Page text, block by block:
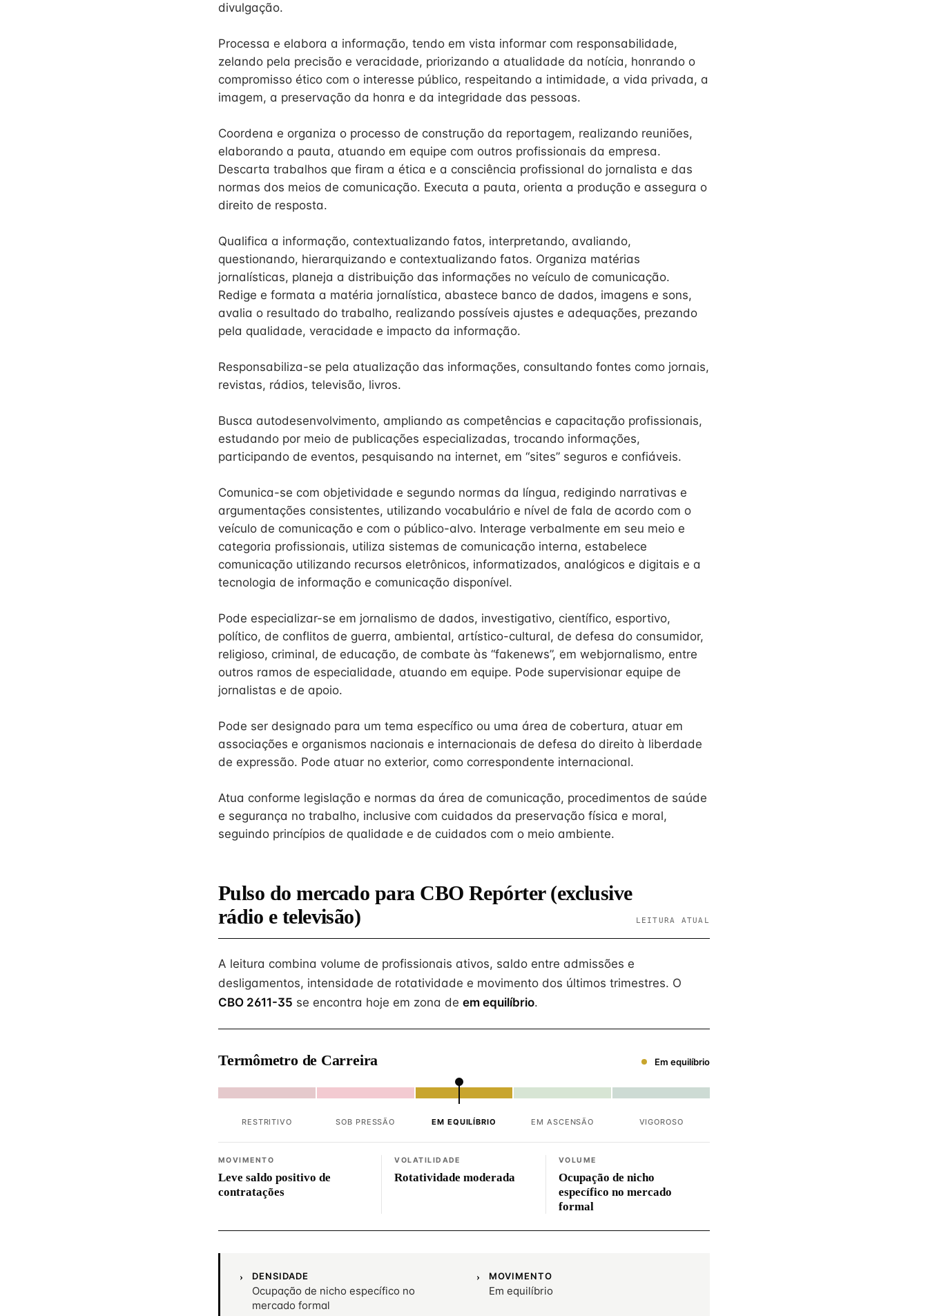
divulgação.
Processa e elabora a informação, tendo em vista informar com responsabilidade,
zelando pela precisão e veracidade, priorizando a atualidade da notícia, honrando o
compromisso ético com o interesse público, respeitando a intimidade, a vida privada, a
imagem, a preservação da honra e da integridade das pessoas.
Coordena e organiza o processo de construção da reportagem, realizando reuniões,
elaborando a pauta, atuando em equipe com outros profissionais da empresa.
Descarta trabalhos que firam a ética e a consciência profissional do jornalista e das
normas dos meios de comunicação. Executa a pauta, orienta a produção e assegura o
direito de resposta.
Qualifica a informação, contextualizando fatos, interpretando, avaliando,
questionando, hierarquizando e contextualizando fatos. Organiza matérias
jornalísticas, planeja a distribuição das informações no veículo de comunicação.
Redige e formata a matéria jornalística, abastece banco de dados, imagens e sons,
avalia o resultado do trabalho, realizando possíveis ajustes e adequações, prezando
pela qualidade, veracidade e impacto da informação.
Responsabiliza-se pela atualização das informações, consultando fontes como jornais,
revistas, rádios, televisão, livros.
Busca autodesenvolvimento, ampliando as competências e capacitação profissionais,
estudando por meio de publicações especializadas, trocando informações,
participando de eventos, pesquisando na internet, em “sites” seguros e confiáveis.
Comunica-se com objetividade e segundo normas da língua, redigindo narrativas e
argumentações consistentes, utilizando vocabulário e nível de fala de acordo com o
veículo de comunicação e com o público-alvo. Interage verbalmente em seu meio e
categoria profissionais, utiliza sistemas de comunicação interna, estabelece
comunicação utilizando recursos eletrônicos, informatizados, analógicos e digitais e a
tecnologia de informação e comunicação disponível.
Pode especializar-se em jornalismo de dados, investigativo, científico, esportivo,
político, de conflitos de guerra, ambiental, artístico-cultural, de defesa do consumidor,
religioso, criminal, de educação, de combate às “fakenews”, em webjornalismo, entre
outros ramos de especialidade, atuando em equipe. Pode supervisionar equipe de
jornalistas e de apoio.
Pode ser designado para um tema específico ou uma área de cobertura, atuar em
associações e organismos nacionais e internacionais de defesa do direito à liberdade
de expressão. Pode atuar no exterior, como correspondente internacional.
Atua conforme legislação e normas da área de comunicação, procedimentos de saúde
e segurança no trabalho, inclusive com cuidados da preservação física e moral,
seguindo princípios de qualidade e de cuidados com o meio ambiente.
Pulso do mercado para CBO Repórter (exclusive
rádio e televisão)
LEITURA ATUAL
A leitura combina volume de profissionais ativos, saldo entre admissões e
desligamentos, intensidade de rotatividade e movimento dos últimos trimestres. O
CBO 2611-35 se encontra hoje em zona de em equilíbrio.
Termômetro de Carreira Em equilíbrio
RESTRITIVO SOB PRESSÃO EM EQUILÍBRIO EM ASCENSÃO VIGOROSO
MOVIMENTO
Leve saldo positivo de
contratações
VOLATILIDADE
Rotatividade moderada
VOLUME
Ocupação de nicho
específico no mercado
formal
DENSIDADE
Ocupação de nicho específico no
mercado formal
MOVIMENTO
Em equilíbrio